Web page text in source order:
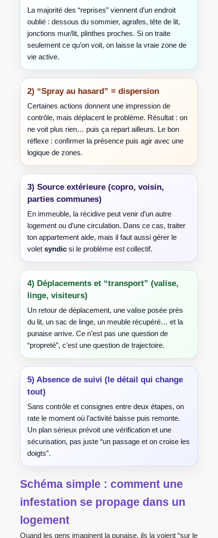
La majorité des “reprises” viennent d’un endroit
oublié : dessous du sommier, agrafes, tête de lit,
jonctions mur/lit, plinthes proches. Si on traite
seulement ce qu’on voit, on laisse la vraie zone de
vie active.
2) “Spray au hasard” = dispersion
Certaines actions donnent une impression de
contrôle, mais déplacent le problème. Résultat : on
ne voit plus rien… puis ça repart ailleurs. Le bon
réflexe : confirmer la présence puis agir avec une
logique de zones.
3) Source extérieure (copro, voisin,
parties communes)
En immeuble, la récidive peut venir d’un autre
logement ou d’une circulation. Dans ce cas, traiter
ton appartement aide, mais il faut aussi gérer le
volet syndic si le problème est collectif.
4) Déplacements et “transport” (valise,
linge, visiteurs)
Un retour de déplacement, une valise posée près
du lit, un sac de linge, un meuble récupéré… et la
punaise arrive. Ce n’est pas une question de
“propreté”, c’est une question de trajectoire.
5) Absence de suivi (le détail qui change
tout)
Sans contrôle et consignes entre deux étapes, on
rate le moment où l’activité baisse puis remonte.
Un plan sérieux prévoit une vérification et une
sécurisation, pas juste “un passage et on croise les
doigts”.
Schéma simple : comment une
infestation se propage dans un
logement
Quand les gens imaginent la punaise, ils la voient “sur le